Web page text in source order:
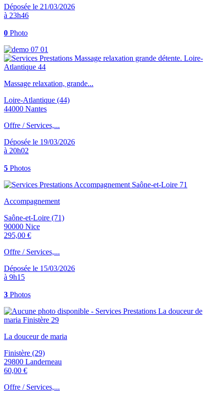
Déposée le 21/03/2026
à 23h46
0 Photo
Massage relaxation, grande...
Loire-Atlantique (44)
44000 Nantes
Offre / Services,...
Déposée le 19/03/2026
à 20h02
5 Photos
Accompagnement
Saône-et-Loire (71)
90000 Nice
295,00 €
Offre / Services,...
Déposée le 15/03/2026
à 9h15
3 Photos
La douceur de maria
Finistère (29)
29800 Landerneau
60,00 €
Offre / Services,...